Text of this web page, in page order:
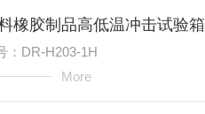
橡胶制品高低温冲击试验箱
：DR-H203-1H
More